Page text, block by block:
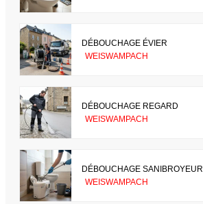
DÉBOUCHAGE ÉVIER
WEISWAMPACH
DÉBOUCHAGE REGARD
WEISWAMPACH
DÉBOUCHAGE SANIBROYEUR
WEISWAMPACH